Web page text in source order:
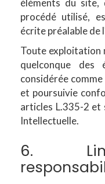
éléments du
procédé utilisé,
écrite préalable de
Toute exploitation
quelconque des
considérée
et poursuivie
articles L.335-2 et
Intellectuelle.
6.